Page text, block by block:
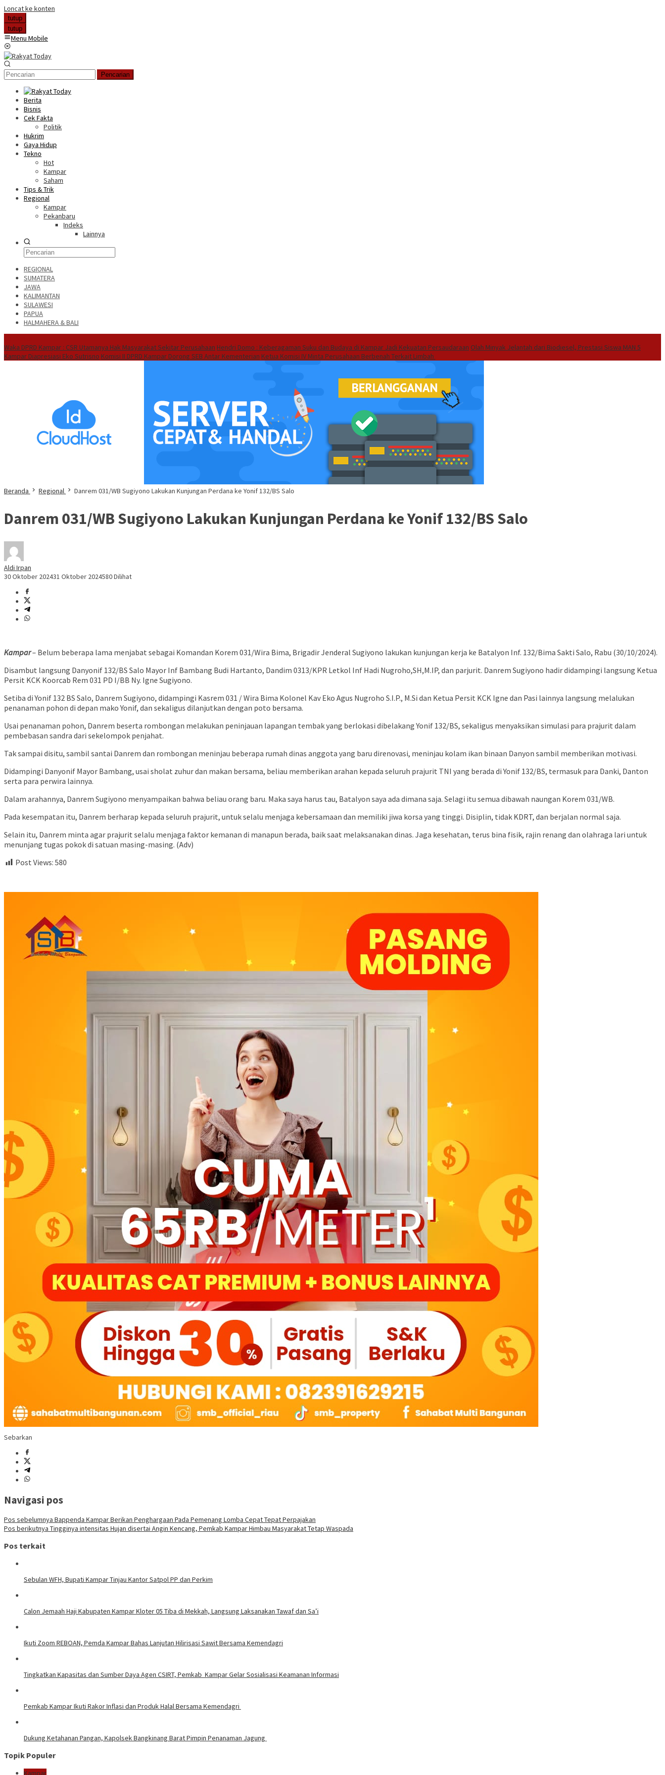
Loncat ke konten
tutup
tutup
Menu Mobile
Pencarian
Berita
Bisnis
Cek Fakta
Politik
Hukrim
Gaya Hidup
Tekno
Hot
Kampar
Saham
Tips & Trik
Regional
Kampar
Pekanbaru
Indeks
Lainnya
REGIONAL
SUMATERA
JAWA
KALIMANTAN
SULAWESI
PAPUA
HALMAHERA & BALI
Waka DPRD Kampar : CSR Utamanya Hak Masyarakat Sekitar Perusahaan Hendri Domo : Keberagaman Suku dan Budaya di Kampar Jadi Kekuatan Persaudaraan Olah Minyak Jelantah dari Biodiesel, Prestasi Siswa MAN 5
Kampar Diapresiasi Eko Sutrisno Komisi II DPRD Kampar Dorong SEB Antar Kementerian Ketua Komisi IV Minta Perusahaan Berbenah Terkait Limbah
Beranda Regional Danrem 031/WB Sugiyono Lakukan Kunjungan Perdana ke Yonif 132/BS Salo
Danrem 031/WB Sugiyono Lakukan Kunjungan Perdana ke Yonif 132/BS Salo
Aldi Irpan
30 Oktober 202431 Oktober 2024580 Dilihat
Kampar– Belum beberapa lama menjabat sebagai Komandan Korem 031/Wira Bima, Brigadir Jenderal Sugiyono lakukan kunjungan kerja ke Batalyon Inf. 132/Bima Sakti Salo, Rabu (30/10/2024).
Disambut langsung Danyonif 132/BS Salo Mayor Inf Bambang Budi Hartanto, Dandim 0313/KPR Letkol Inf Hadi Nugroho,SH,M.IP, dan parjurit. Danrem Sugiyono hadir didampingi langsung Ketua
Persit KCK Koorcab Rem 031 PD I/BB Ny. Igne Sugiyono.
Setiba di Yonif 132 BS Salo, Danrem Sugiyono, didampingi Kasrem 031 / Wira Bima Kolonel Kav Eko Agus Nugroho S.I.P., M.Si dan Ketua Persit KCK Igne dan Pasi lainnya langsung melalukan
penanaman pohon di depan mako Yonif, dan sekaligus dilanjutkan dengan poto bersama.
Usai penanaman pohon, Danrem beserta rombongan melakukan peninjauan lapangan tembak yang berlokasi dibelakang Yonif 132/BS, sekaligus menyaksikan simulasi para prajurit dalam
pembebasan sandra dari sekelompok penjahat.
Tak sampai disitu, sambil santai Danrem dan rombongan meninjau beberapa rumah dinas anggota yang baru direnovasi, meninjau kolam ikan binaan Danyon sambil memberikan motivasi.
Didampingi Danyonif Mayor Bambang, usai sholat zuhur dan makan bersama, beliau memberikan arahan kepada seluruh prajurit TNI yang berada di Yonif 132/BS, termasuk para Danki, Danton
serta para perwira lainnya.
Dalam arahannya, Danrem Sugiyono menyampaikan bahwa beliau orang baru. Maka saya harus tau, Batalyon saya ada dimana saja. Selagi itu semua dibawah naungan Korem 031/WB.
Pada kesempatan itu, Danrem berharap kepada seluruh prajurit, untuk selalu menjaga kebersamaan dan memiliki jiwa korsa yang tinggi. Disiplin, tidak KDRT, dan berjalan normal saja.
Selain itu, Danrem minta agar prajurit selalu menjaga faktor kemanan di manapun berada, baik saat melaksanakan dinas. Jaga kesehatan, terus bina fisik, rajin renang dan olahraga lari untuk
menunjang tugas pokok di satuan masing-masing. (Adv)
Post Views: 580
Sebarkan
Navigasi pos
Pos sebelumnya Bappenda Kampar Berikan Penghargaan Pada Pemenang Lomba Cepat Tepat Perpajakan
Pos berikutnya Tingginya intensitas Hujan disertai Angin Kencang, Pemkab Kampar Himbau Masyarakat Tetap Waspada
Pos terkait
Sebulan WFH, Bupati Kampar Tinjau Kantor Satpol PP dan Perkim
Calon Jemaah Haji Kabupaten Kampar Kloter 05 Tiba di Mekkah, Langsung Laksanakan Tawaf dan Sa’i
Ikuti Zoom REBOAN, Pemda Kampar Bahas Lanjutan Hilirisasi Sawit Bersama Kemendagri
Tingkatkan Kapasitas dan Sumber Daya Agen CSIRT, Pemkab Kampar Gelar Sosialisasi Keamanan Informasi
Pemkab Kampar Ikuti Rakor Inflasi dan Produk Halal Bersama Kemendagri
Dukung Ketahanan Pangan, Kapolsek Bangkinang Barat Pimpin Penanaman Jagung
Topik Populer
Kampar